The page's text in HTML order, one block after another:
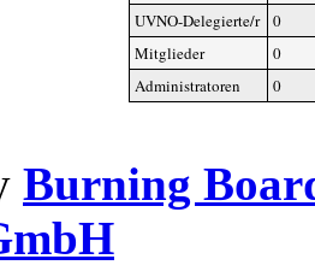
UVNO-Delegierte/r
0
Mitglieder
0
Administratoren
0
Burning